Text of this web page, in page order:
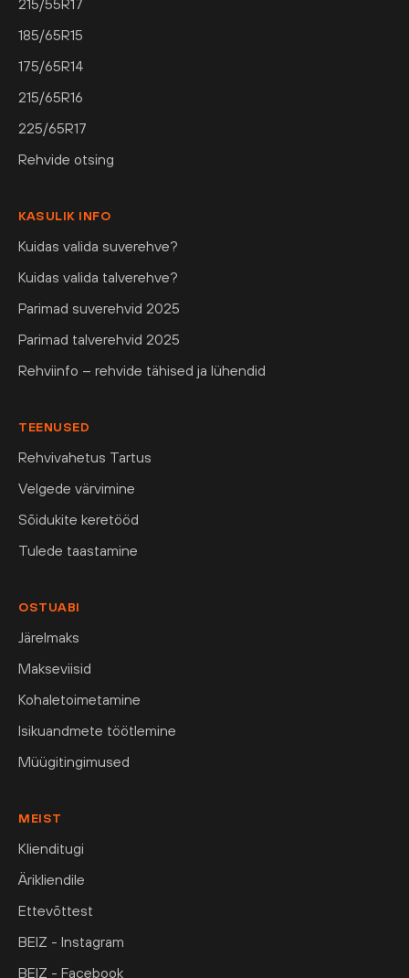
215/55R17
185/65R15
175/65R14
215/65R16
225/65R17
Rehvide otsing
KASULIK INFO
Kuidas valida suverehve?
Kuidas valida talverehve?
Parimad suverehvid 2025
Parimad talverehvid 2025
Rehviinfo – rehvide tähised ja lühendid
TEENUSED
Rehvivahetus Tartus
Velgede värvimine
Sõidukite keretööd
Tulede taastamine
OSTUABI
Järelmaks
Makseviisid
Kohaletoimetamine
Isikuandmete töötlemine
Müügitingimused
MEIST
Klienditugi
Ärikliendile
Ettevõttest
BEIZ - Instagram
BEIZ - Facebook